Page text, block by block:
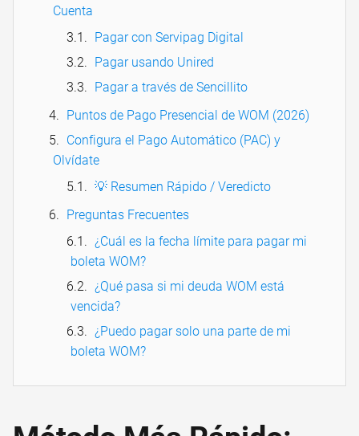
Cuenta
Pagar con Servipag Digital
Pagar usando Unired
Pagar a través de Sencillito
Puntos de Pago Presencial de WOM (2026)
Configura el Pago Automático (PAC) y
Olvídate
💡 Resumen Rápido / Veredicto
Preguntas Frecuentes
¿Cuál es la fecha límite para pagar mi
boleta WOM?
¿Qué pasa si mi deuda WOM está
vencida?
¿Puedo pagar solo una parte de mi
boleta WOM?